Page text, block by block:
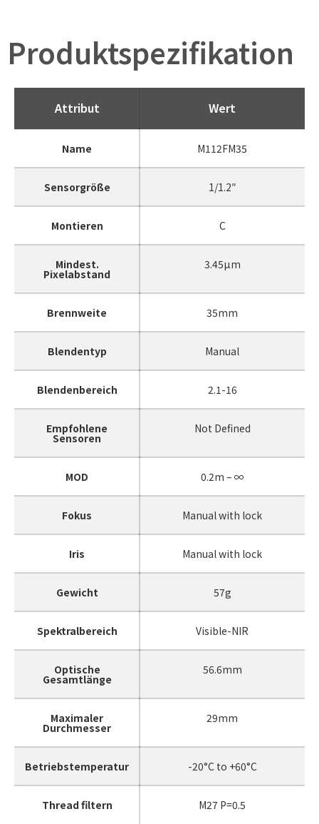
Produktspezifikation
Attribut Wert
Name M112FM35
Sensorgröße 1/1.2″
Montieren C
Mindest.
Pixelabstand
3.45µm
Brennweite 35mm
Blendentyp Manual
Blendenbereich 2.1-16
Empfohlene
Sensoren
Not Defined
MOD 0.2m – ∞
Fokus Manual with lock
Iris Manual with lock
Gewicht 57g
Spektralbereich Visible-NIR
Optische
Gesamtlänge
56.6mm
Maximaler
Durchmesser
29mm
Betriebstemperatur -20°C to +60°C
Thread filtern M27 P=0.5